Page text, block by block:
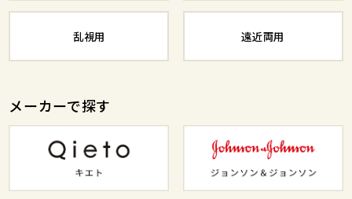
乱視用 遠近両用
メーカーで探す